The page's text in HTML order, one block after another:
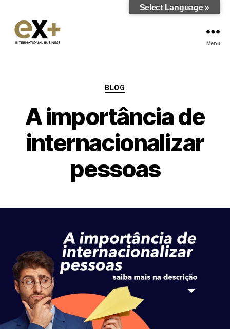
Menu
BLOG
A importância de
internacionalizar
pessoas
Select Language »